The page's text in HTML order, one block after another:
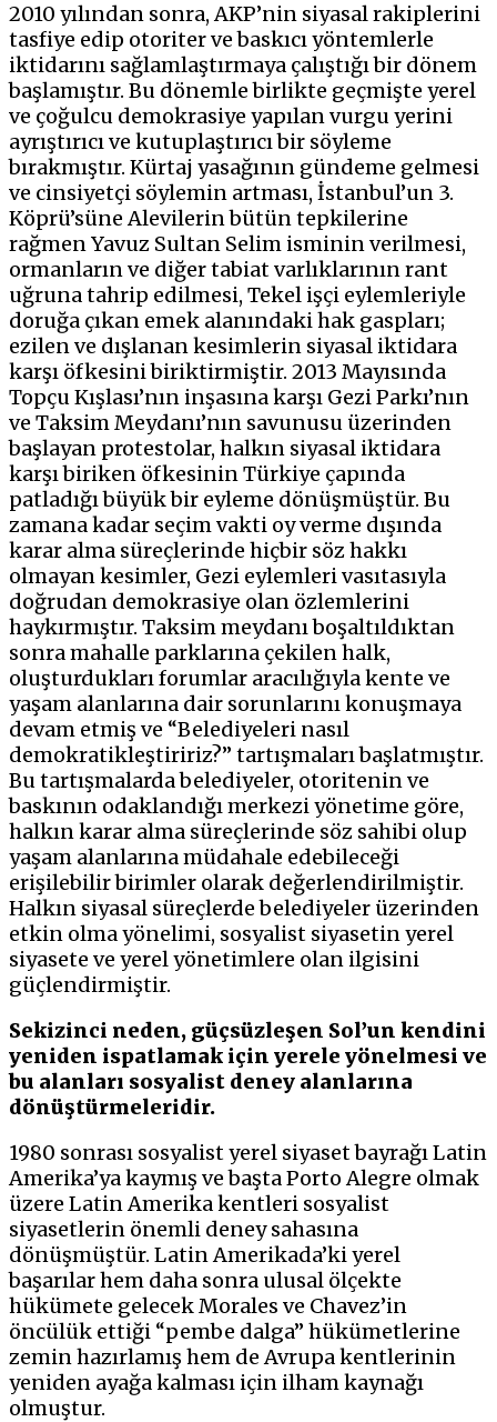
2010 yılından sonra, AKP’nin siyasal rakiplerini
tasfiye edip otoriter ve baskıcı yöntemlerle
iktidarını sağlamlaştırmaya çalıştığı bir dönem
başlamıştır. Bu dönemle birlikte geçmişte yerel
ve çoğulcu demokrasiye yapılan vurgu yerini
ayrıştırıcı ve kutuplaştırıcı bir söyleme
bırakmıştır. Kürtaj yasağının gündeme gelmesi
ve cinsiyetçi söylemin artması, İstanbul’un 3.
Köprü’süne Alevilerin bütün tepkilerine
rağmen Yavuz Sultan Selim isminin verilmesi,
ormanların ve diğer tabiat varlıklarının rant
uğruna tahrip edilmesi, Tekel işçi eylemleriyle
doruğa çıkan emek alanındaki hak gaspları;
ezilen ve dışlanan kesimlerin siyasal iktidara
karşı öfkesini biriktirmiştir. 2013 Mayısında
Topçu Kışlası’nın inşasına karşı Gezi Parkı’nın
ve Taksim Meydanı’nın savunusu üzerinden
başlayan protestolar, halkın siyasal iktidara
karşı biriken öfkesinin Türkiye çapında
patladığı büyük bir eyleme dönüşmüştür. Bu
zamana kadar seçim vakti oy verme dışında
karar alma süreçlerinde hiçbir söz hakkı
olmayan kesimler, Gezi eylemleri vasıtasıyla
doğrudan demokrasiye olan özlemlerini
haykırmıştır. Taksim meydanı boşaltıldıktan
sonra mahalle parklarına çekilen halk,
oluşturdukları forumlar aracılığıyla kente ve
yaşam alanlarına dair sorunlarını konuşmaya
devam etmiş ve “Belediyeleri nasıl
demokratikleştiririz?” tartışmaları başlatmıştır.
Bu tartışmalarda belediyeler, otoritenin ve
baskının odaklandığı merkezi yönetime göre,
halkın karar alma süreçlerinde söz sahibi olup
yaşam alanlarına müdahale edebileceği
erişilebilir birimler olarak değerlendirilmiştir.
Halkın siyasal süreçlerde belediyeler üzerinden
etkin olma yönelimi, sosyalist siyasetin yerel
siyasete ve yerel yönetimlere olan ilgisini
güçlendirmiştir.
Sekizinci neden, güçsüzleşen Sol’un kendini
yeniden ispatlamak için yerele yönelmesi ve
bu alanları sosyalist deney alanlarına
dönüştürmeleridir.
1980 sonrası sosyalist yerel siyaset bayrağı Latin
Amerika’ya kaymış ve başta Porto Alegre olmak
üzere Latin Amerika kentleri sosyalist
siyasetlerin önemli deney sahasına
dönüşmüştür. Latin Amerikada’ki yerel
başarılar hem daha sonra ulusal ölçekte
hükümete gelecek Morales ve Chavez’in
öncülük ettiği “pembe dalga” hükümetlerine
zemin hazırlamış hem de Avrupa kentlerinin
yeniden ayağa kalması için ilham kaynağı
olmuştur.